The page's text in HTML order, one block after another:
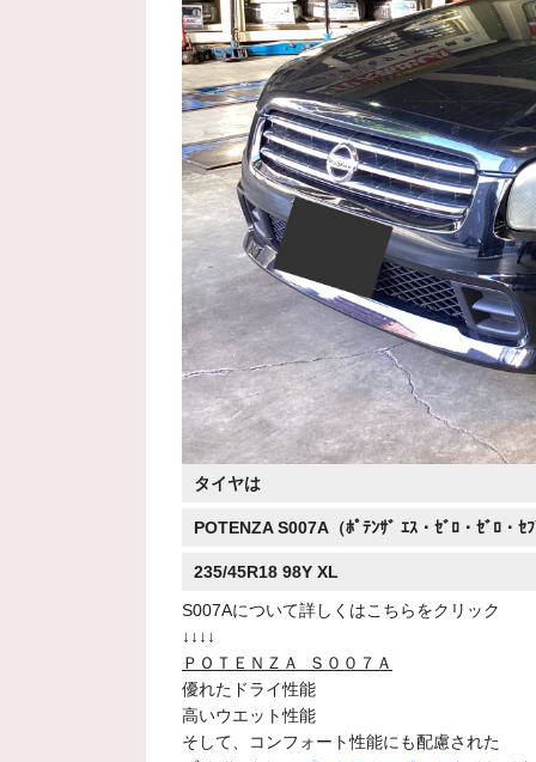
タイヤは
POTENZA S007A（ﾎﾟﾃﾝｻﾞ ｴｽ・ｾﾞﾛ・ｾﾞﾛ・ｾ
235/45R18 98Y XL
S007Aについて詳しくはこちらをクリック
↓↓↓↓
Ｐ ＯＴＥＮＺＡ Ｓ００７Ａ
優れたドライ性能
高いウエット性能
そして、コンフォート性能にも配慮された